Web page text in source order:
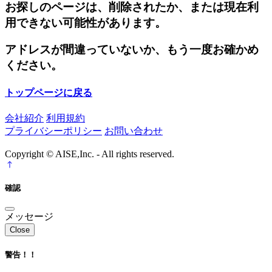
お探しのページは、削除されたか、または現在利
用できない可能性があります。
アドレスが間違っていないか、もう一度お確かめ
ください。
トップページに戻る
会社紹介 利用規約
プライバシーポリシー お問い合わせ
Copyright © AISE,Inc. - All rights reserved.
確認
メッセージ
Close
警告！！